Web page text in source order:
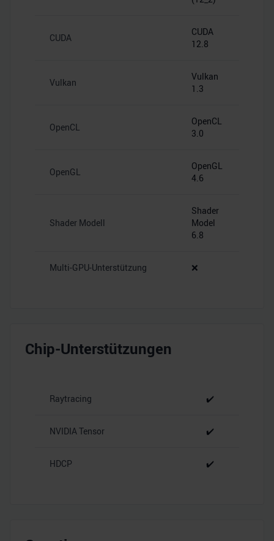
CUDA
CUDA
12.8
Vulkan
Vulkan
1.3
OpenCL
OpenCL
3.0
OpenGL
OpenGL
4.6
Shader Modell
Shader
Model
6.8
Multi-GPU-Unterstützung ❌
Chip-Unterstützungen
Raytracing ✔️
NVIDIA Tensor ✔️
HDCP ✔️